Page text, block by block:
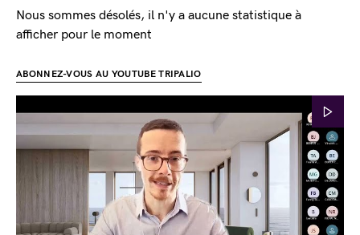
Nous sommes désolés, il n'y a aucune statistique à
afficher pour le moment
ABONNEZ-VOUS AU YOUTUBE TRIPALIO